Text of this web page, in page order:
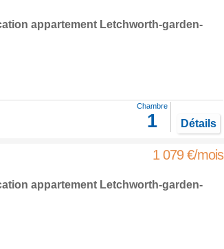
appartement Letchworth-garden-
Chambre
1 Détails
1 079 €/mois
appartement Letchworth-garden-